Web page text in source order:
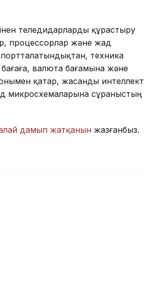
теледидарларды құрастыру
процессорлар және жад
техника
валюта бағамына және
қатар, жасанды интеллект
микросхемаларына сұраныстың
дамып жатқанын жазғанбыз.